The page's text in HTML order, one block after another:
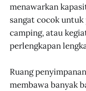
menawarkan
sangat cocok
camping, atau
perlengkapan
Ruang
membawa banyak